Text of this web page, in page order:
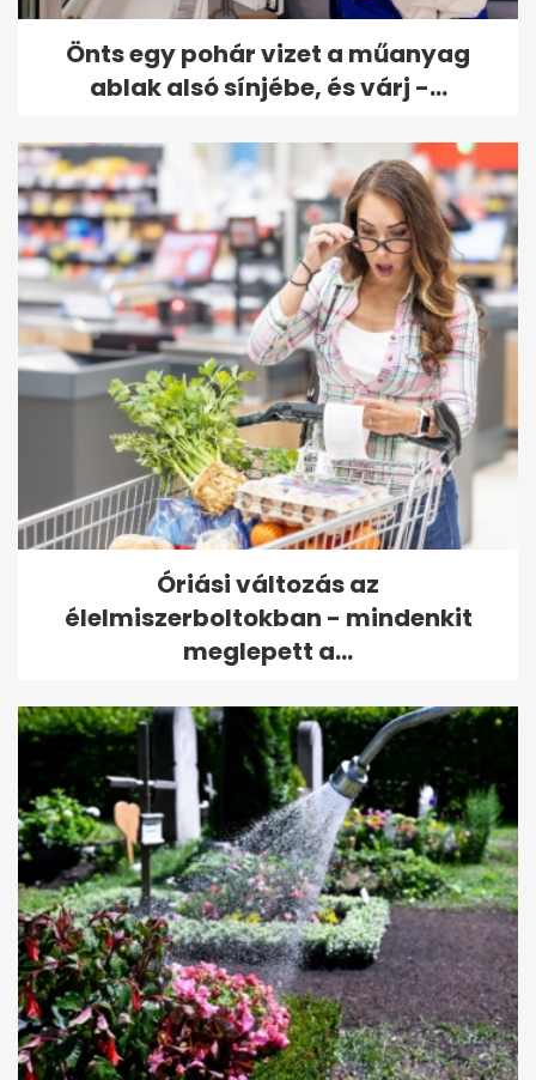
Önts egy pohár vizet a műanyag
ablak alsó sínjébe, és várj -...
Óriási változás az
élelmiszerboltokban - mindenkit
meglepett a...